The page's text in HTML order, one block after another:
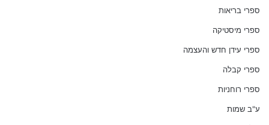
ספרי בריאות
ספרי מיסטיקה
ספרי עידן חדש והעצמה
ספרי קבלה
ספרי רוחניות
ע"ב שמות